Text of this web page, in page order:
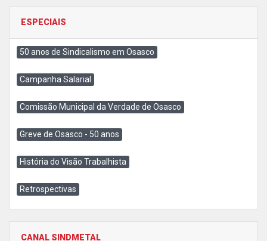
ESPECIAIS
50 anos de Sindicalismo em Osasco
Campanha Salarial
Comissão Municipal da Verdade de Osasco
Greve de Osasco - 50 anos
História do Visão Trabalhista
Retrospectivas
CANAL SINDMETAL